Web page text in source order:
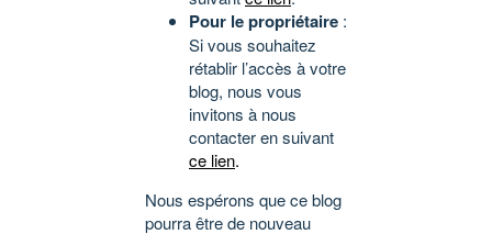
Pour le propriétaire :
Si vous souhaitez
rétablir l’accès à votre
blog, nous vous
invitons à nous
contacter en suivant
ce lien.
Nous espérons que ce blog
pourra être de nouveau